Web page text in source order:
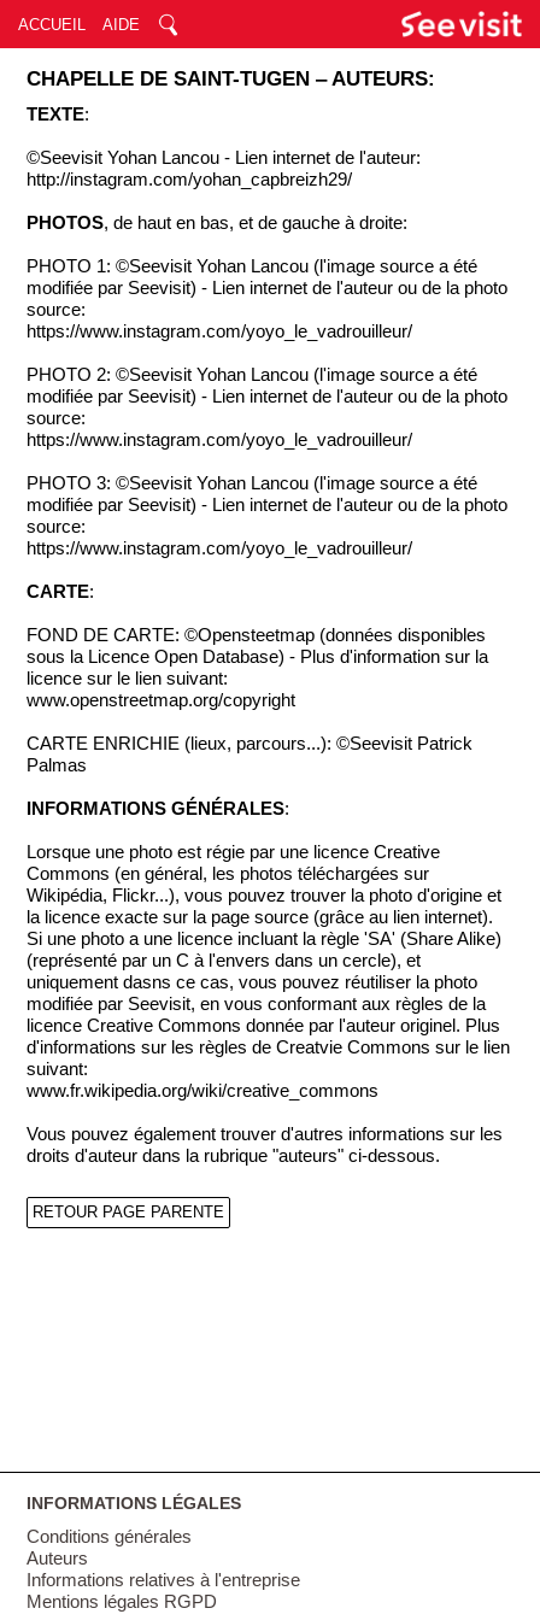
ACCUEIL AIDE
CHAPELLE DE SAINT-TUGEN ‒ AUTEURS:
TEXTE:
©Seevisit Yohan Lancou - Lien internet de l'auteur:
http://instagram.com/yohan_capbreizh29/
PHOTOS, de haut en bas, et de gauche à droite:
PHOTO 1: ©Seevisit Yohan Lancou (l'image source a été
modifiée par Seevisit) - Lien internet de l'auteur ou de la photo
source:
https://www.instagram.com/yoyo_le_vadrouilleur/
PHOTO 2: ©Seevisit Yohan Lancou (l'image source a été
modifiée par Seevisit) - Lien internet de l'auteur ou de la photo
source:
https://www.instagram.com/yoyo_le_vadrouilleur/
PHOTO 3: ©Seevisit Yohan Lancou (l'image source a été
modifiée par Seevisit) - Lien internet de l'auteur ou de la photo
source:
https://www.instagram.com/yoyo_le_vadrouilleur/
CARTE:
FOND DE CARTE: ©Opensteetmap (données disponibles
sous la Licence Open Database) - Plus d'information sur la
licence sur le lien suivant:
www.openstreetmap.org/copyright
CARTE ENRICHIE (lieux, parcours...): ©Seevisit Patrick
Palmas
INFORMATIONS GÉNÉRALES:
Lorsque une photo est régie par une licence Creative
Commons (en général, les photos téléchargées sur
Wikipédia, Flickr...), vous pouvez trouver la photo d'origine et
la licence exacte sur la page source (grâce au lien internet).
Si une photo a une licence incluant la règle 'SA' (Share Alike)
(représenté par un C à l'envers dans un cercle), et
uniquement dasns ce cas, vous pouvez réutiliser la photo
modifiée par Seevisit, en vous conformant aux règles de la
licence Creative Commons donnée par l'auteur originel. Plus
d'informations sur les règles de Creatvie Commons sur le lien
suivant:
www.fr.wikipedia.org/wiki/creative_commons
Vous pouvez également trouver d'autres informations sur les
droits d'auteur dans la rubrique "auteurs" ci-dessous.
RETOUR PAGE PARENTE
INFORMATIONS LÉGALES
Conditions générales
Auteurs
Informations relatives à l'entreprise
Mentions légales RGPD